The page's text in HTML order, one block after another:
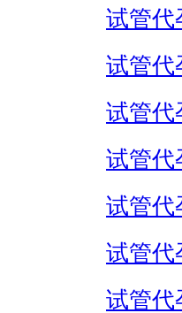
试管代
试管代
试管代
试管代
试管代
试管代
试管代